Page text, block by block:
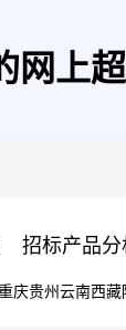
网上
招标产品分
庆贵州 云南西藏